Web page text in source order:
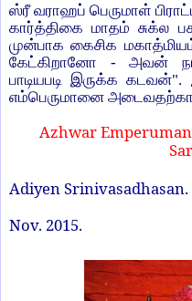
ஸ்ரீ வராஹப் பெருமாள்
கார்த்திகை மாதம் சுக்ல
முன்பாக கைசிக
கேட்கிறானோ - அவன்
பாடியபடி இருக்க
எம்பெருமானை
Azhwar
Adiyen Srinivasadhasan.
Nov. 2015.